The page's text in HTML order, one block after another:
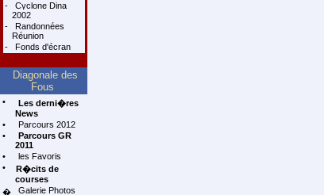
-
Cyclone Dina
2002
-
Randonnées
Réunion
-
Fonds d'écran
Diagonale des
Fous
•
Les derni�res
News
•
Parcours 2012
•
Parcours GR
2011
•
les Favoris
•
R�cits de
courses
�
Galerie Photos